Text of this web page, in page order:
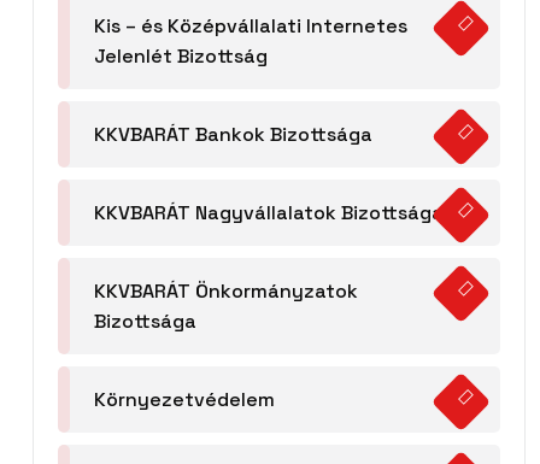
Kis – és Középvállalati Internetes
Jelenlét Bizottság
KKVBARÁT Bankok Bizottsága
KKVBARÁT Nagyvállalatok Bizottsága
KKVBARÁT Önkormányzatok
Bizottsága
Környezetvédelem